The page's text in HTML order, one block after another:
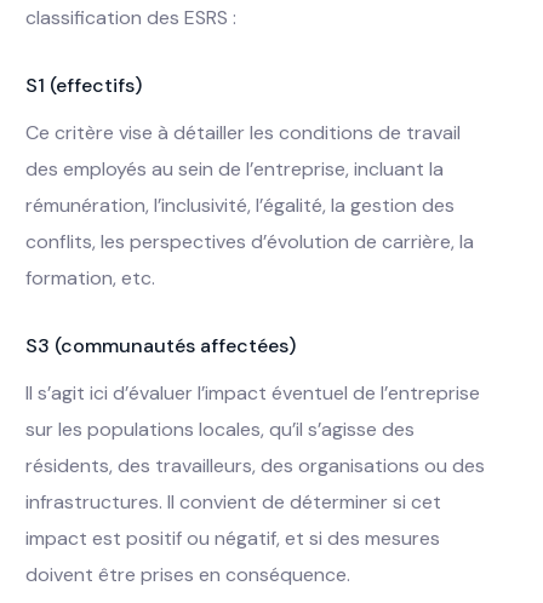
classification des ESRS :
S1 (effectifs)
Ce critère vise à détailler les conditions de travail
des employés au sein de l’entreprise, incluant la
rémunération, l’inclusivité, l’égalité, la gestion des
conflits, les perspectives d’évolution de carrière, la
formation, etc.
S3 (communautés affectées)
Il s’agit ici d’évaluer l’impact éventuel de l’entreprise
sur les populations locales, qu’il s’agisse des
résidents, des travailleurs, des organisations ou des
infrastructures. Il convient de déterminer si cet
impact est positif ou négatif, et si des mesures
doivent être prises en conséquence.